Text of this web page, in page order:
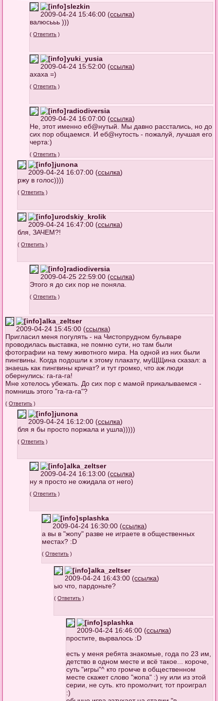
slezkin
2009-04-24 15:46:00 (ссылка)
валюсььь )))
(Ответить )
yuki_yusia
2009-04-24 15:52:00 (ссылка)
ахаха =)
(Ответить )
radiodiversia
2009-04-24 16:07:00 (ссылка)
Не, этот именно еб@нутый. Мы давно расстались, но до
сих пор общаемся. И еб@нутость - пожалуй, лучшая его
черта:)
(Ответить )
junona
2009-04-24 16:07:00 (ссылка)
ржу в голос))))
(Ответить )
urodskiy_krolik
2009-04-24 16:47:00 (ссылка)
бля, ЗАЧЕМ?!
(Ответить )
radiodiversia
2009-04-25 22:59:00 (ссылка)
Этого я до сих пор не поняла.
(Ответить )
alka_zeltser
2009-04-24 15:45:00 (ссылка)
Пригласил меня погулять - на Чистопрудном бульваре
проводилась выставка, не помню сути, но там были
фотографии на тему животного мира. На одной из них были
пингвины. Когда подошли к этому плакату, муЩЩина сказал: а
знаешь как пингвины кричат? и тут громко, что аж люди
обернулись: га-га-га!
Мне хотелось убежать. До сих пор с мамой прикалываемся -
помнишь этого "га-га-га"?
(Ответить )
junona
2009-04-24 16:12:00 (ссылка)
бля я бы просто поржала и ушла)))))
(Ответить )
alka_zeltser
2009-04-24 16:13:00 (ссылка)
ну я просто не ожидала от него)
(Ответить )
splashka
2009-04-24 16:30:00 (ссылка)
а вы в "жопу" разве не играете в общественных
местах? :D
(Ответить )
alka_zeltser
2009-04-24 16:43:00 (ссылка)
ыо что, пардоньте?
(Ответить )
splashka
2009-04-24 16:46:00 (ссылка)
простите, вырвалось :D
есть у меня ребята знакомые, года по 23 им,
детство в одном месте и всё такое... короче,
суть "игры"^ кто громче в общественном
месте скажет слово "жопа" :) ну или из этой
серии, не суть. кто промолчит, тот проиграл
:)